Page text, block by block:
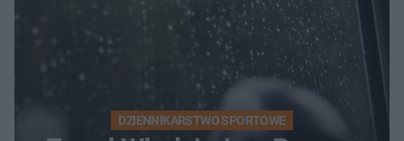
DZIENNIKARSTWO SPORTOWE